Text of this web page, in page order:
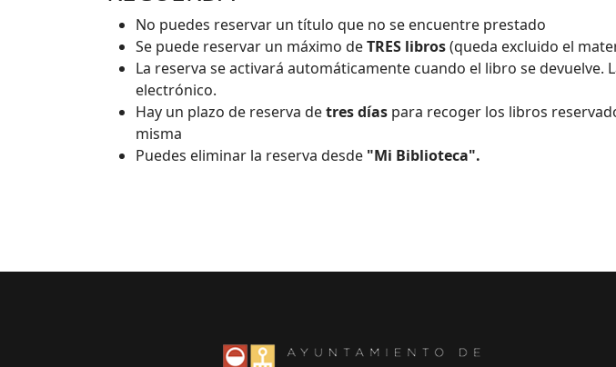
No puedes reservar un título que no se encuentre prestado
Se puede reservar un máximo deTRES libros(queda excluido el
La reserva se activará automáticamente cuando el libro se
electrónico.
Hay un plazo de reserva detres días para recoger los libros
misma
Puedes eliminar la reserva desde "Mi Biblioteca".